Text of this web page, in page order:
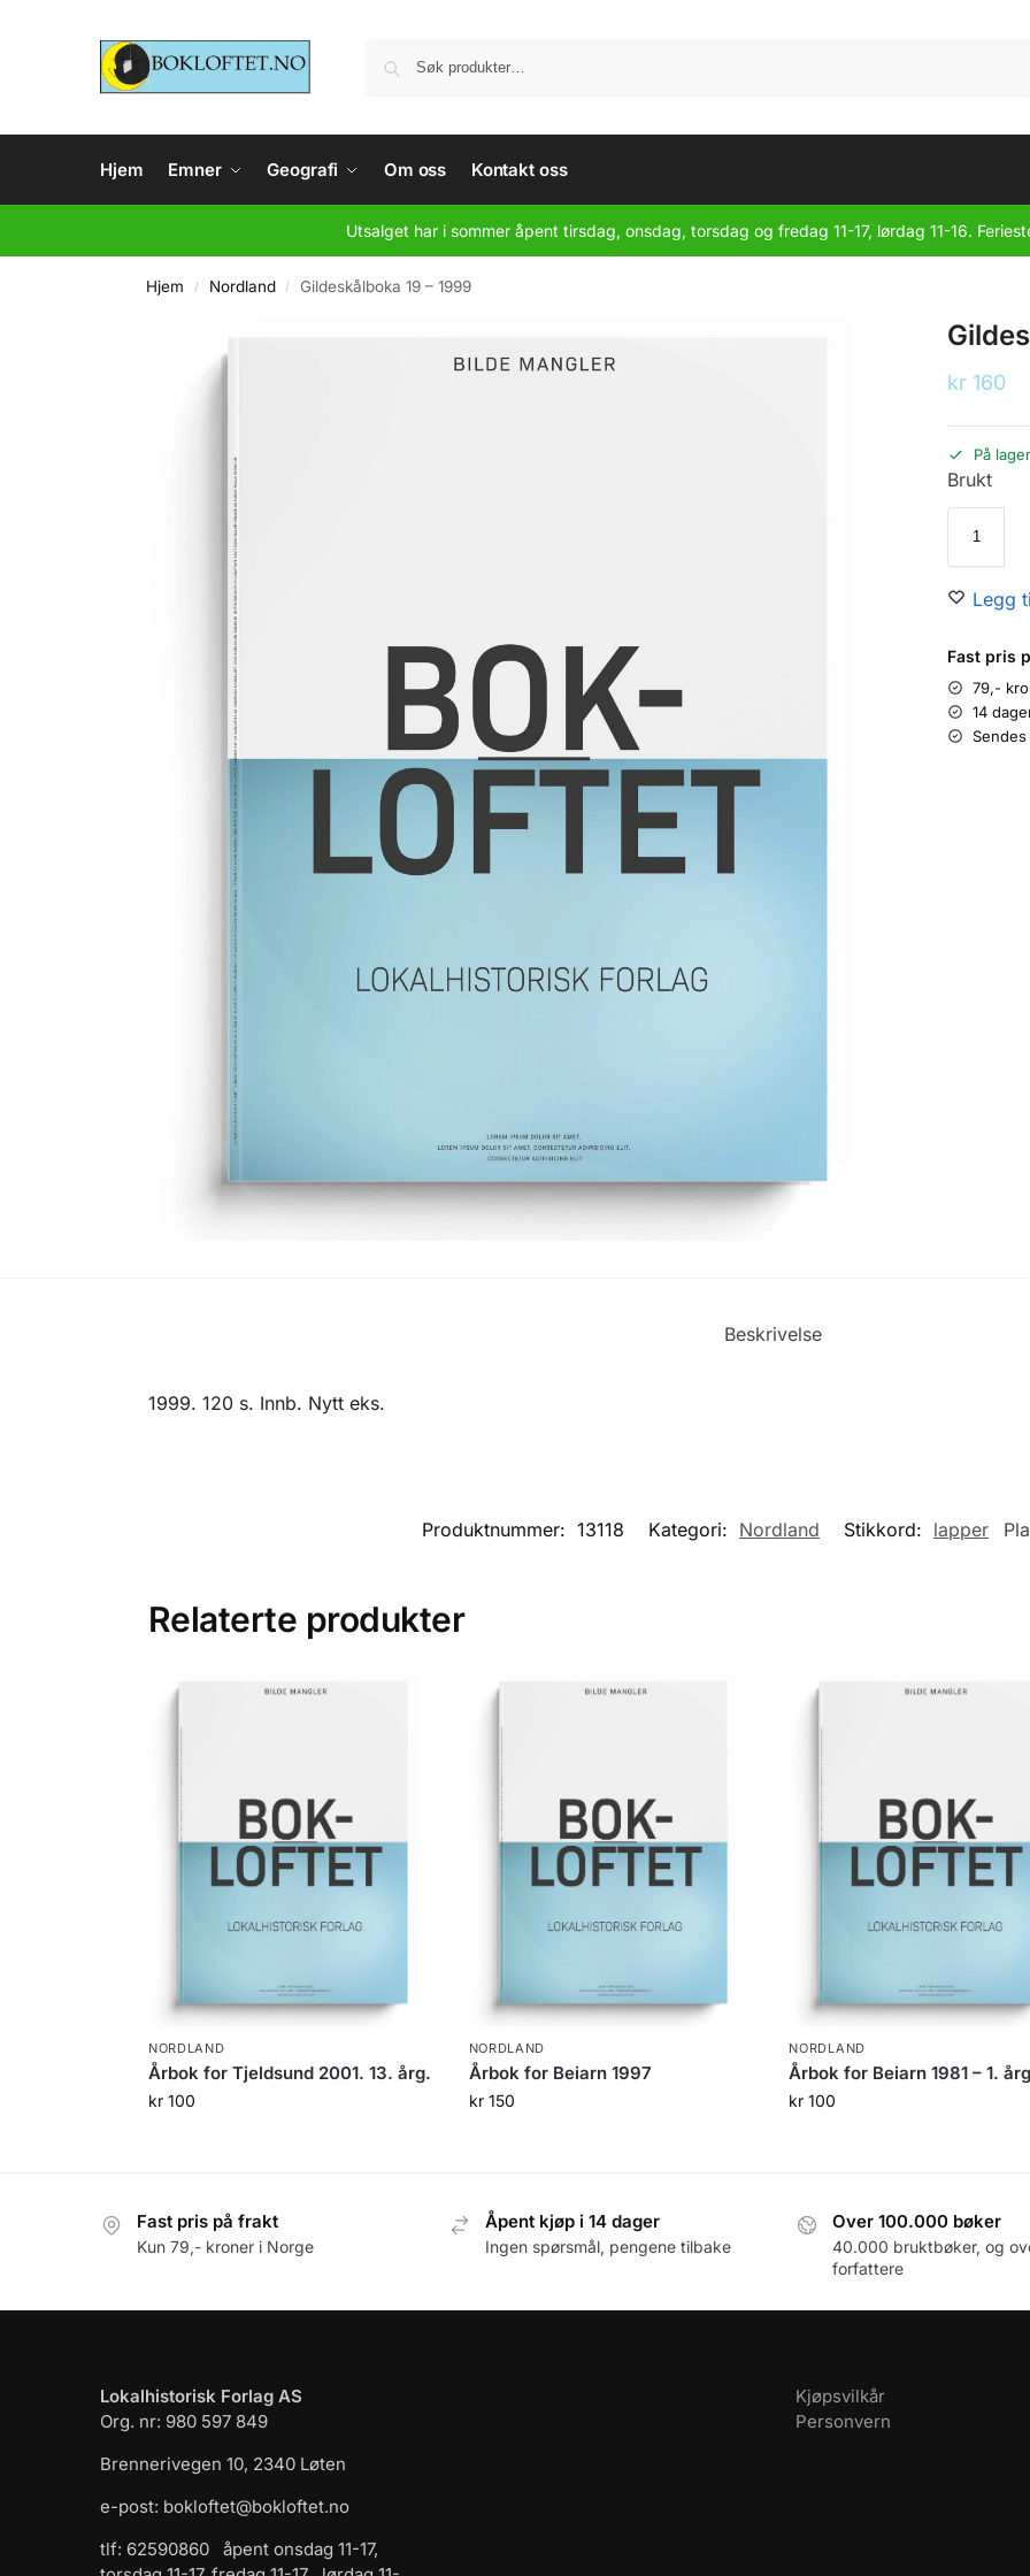
Hjem Emner Geografi Om oss Kontakt oss
Utsalget har i sommer åpent tirsdag, onsdag, torsdag og fredag 11-17, lørdag 11-16.
Hjem / Nordland / Gildeskålboka 19 – 1999
kr 160
På lager
Brukt
Legg
Fast pris
79,-
14
Beskrivelse
1999. 120 s. Innb. Nytt eks.
Produktnummer: 13118 Kategori: Nordland Stikkord: lapper
Relaterte produkter
NORDLAND
Årbok for Tjeldsund 2001. 13. årg.
kr100
NORDLAND
Årbok for Beiarn 1997
kr150
NORDLAND
Årbok for Beiarn 1981 – 1.
kr 100
Fast pris på frakt
Kun 79,- kroner i Norge
Åpent kjøp i 14 dager
Ingen spørsmål, pengene tilbake
Over 100.000 bøker
40.000 bruktbøker, og
forfattere
Lokalhistorisk Forlag AS
Org. nr: 980 597 849
Brennerivegen 10, 2340 Løten
e-post: bokloftet@bokloftet.no
tlf: 62590860 åpent onsdag 11-17,
Kjøpsvilkår
Personvern